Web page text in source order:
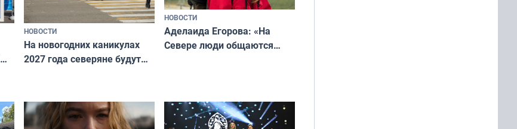
НОВОСТИ
На новогодних каникулах
2027 года северяне будут
НОВОСТИ
Аделаида Егорова: «На
Севере люди общаются